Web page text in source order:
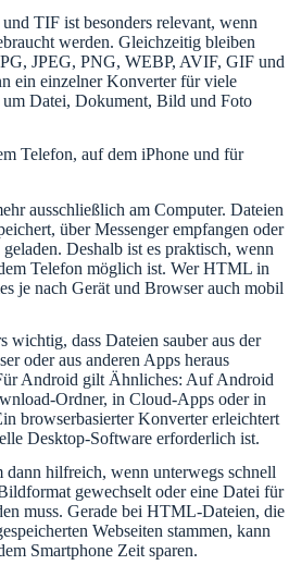
TIF ist besonders relevant, wenn
werden. Gleichzeitig bleiben
JPEG, PNG, WEBP, AVIF, GIF und
ein einzelner Konverter für viele
Datei, Dokument, Bild und Foto
Telefon, auf dem iPhone und für
ausschließlich am Computer. Dateien
über Messenger empfangen oder
Deshalb ist es praktisch, wenn
Telefon möglich ist. Wer HTML in
je nach Gerät und Browser auch mobil
wichtig, dass Dateien sauber aus der
oder aus anderen Apps heraus
Android gilt Ähnliches: Auf Android
Ordner, in Cloud-Apps oder in
browserbasierter Konverter erleichtert
Desktop-Software erforderlich ist.
hilfreich, wenn unterwegs schnell
gewechselt oder eine Datei für
muss. Gerade bei HTML-Dateien, die
Webseiten stammen, kann
Smartphone Zeit sparen.